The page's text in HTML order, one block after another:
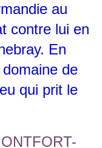
au
contre lui en
En
de
qui prit le